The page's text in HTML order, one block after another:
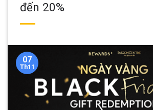
đến 20%
07
Th11